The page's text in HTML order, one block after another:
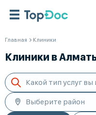
Главная Клиники
Клиники в
Какой тип услуг
Выберите район